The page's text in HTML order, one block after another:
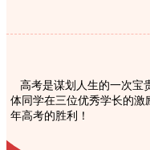
高考是谋划人生的一次宝
体同学在三位优秀学长的
年高考的胜利！